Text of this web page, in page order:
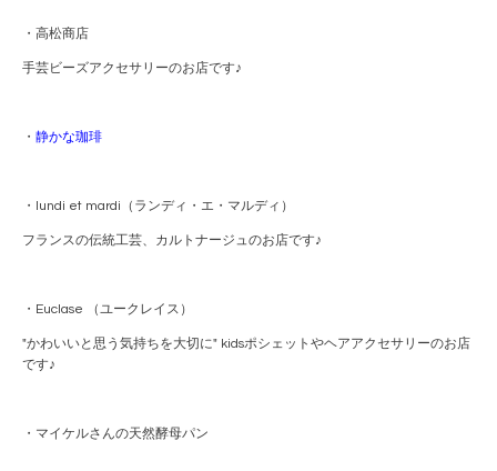
・高松商店
手芸ビーズアクセサリーのお店です♪
・ 静かな珈琲
・lundi et mardi（ランディ・エ・マルディ）
フランスの伝統工芸、カルトナージュのお店です♪
・Euclase （ユークレイス）
"かわいいと思う気持ちを大切に" kidsポシェットやヘアアクセサリーのお店
です♪
・マイケルさんの天然酵母パン